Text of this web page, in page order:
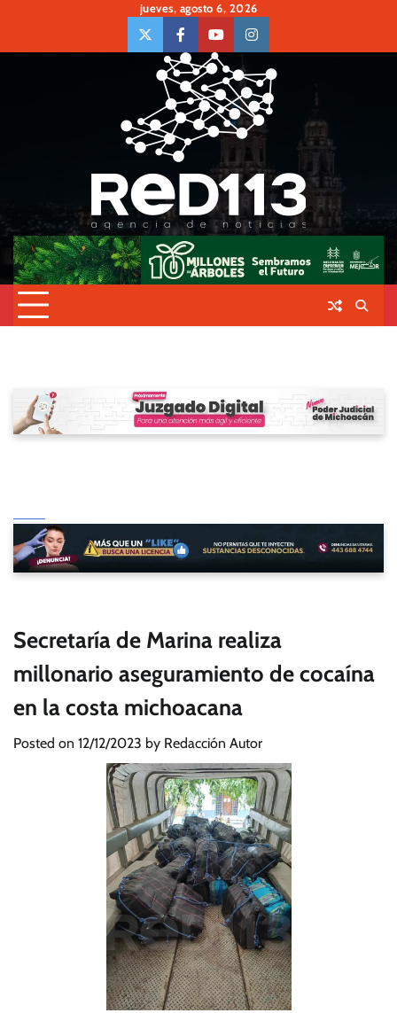
content
jueves, agosto 6, 2026
twiter Face Youtubeinsta
Secretaría de Marina realiza
millonario aseguramiento de cocaína
en la costa michoacana
Posted on 12/12/2023 by Redacción Autor